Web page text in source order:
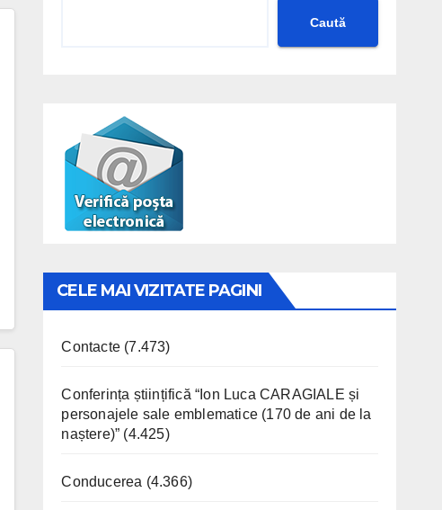
Caută
CELE MAI VIZITATE PAGINI
Contacte (7.473)
Conferința științifică “Ion Luca CARAGIALE și
personajele sale emblematice (170 de ani de la
naștere)” (4.425)
Conducerea (4.366)